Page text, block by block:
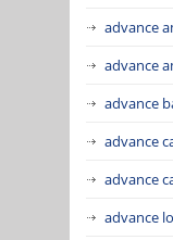
advance
advance
advance
advance
advance
advance